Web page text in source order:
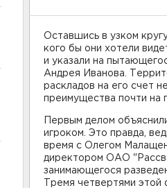
Оставшись в узком
кого бы они хотели
и указали на
Андрея Иванова.
раскладов на его счет
преимущества почти на
Первым делом
игроком. Это правда,
время с Олегом
директором ОАО
занимающегося
Тремя четвертями